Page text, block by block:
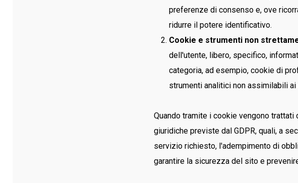
preferenze di consenso e, ove
ridurre il potere identificativo.
Cookie e strumenti non
dell'utente, libero, specifico,
categoria, ad esempio, cookie di
strumenti analitici non assimilabili
Quando tramite i cookie vengono
giuridiche previste dal GDPR, quali, a
servizio richiesto, l'adempimento di
garantire la sicurezza del sito e